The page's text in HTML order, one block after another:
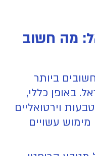
מה חשוב
ביותר
באופן כללי,
וירטואליים
עשויים